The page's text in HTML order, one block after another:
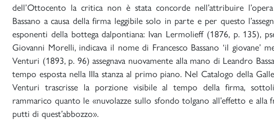
dell’Ottocento la critica non è stata concorde nell’attribuire
Bassano a causa della firma leggibile solo in parte e per questo
esponenti della bottega dalpontiana: Ivan Lermolieff (1876, p. 135),
Giovanni Morelli, indicava il nome di Francesco Bassano ‘il giovane’
Venturi (1893, p. 96) assegnava nuovamente alla mano di Leandro
tempo esposta nella IIIa stanza al primo piano. Nel Catalogo della
Venturi trascrisse la porzione visibile al tempo della firma,
rammarico quanto le «nuvolazze sullo sfondo tolgano all’effetto e alla
putti di quest’abbozzo».